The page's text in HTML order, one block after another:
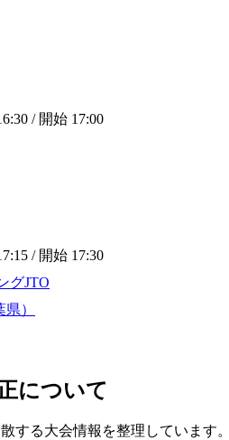
/ 開始 17:00
/ 開始 17:30
グJTO
）
について
する大会情報を整理しています